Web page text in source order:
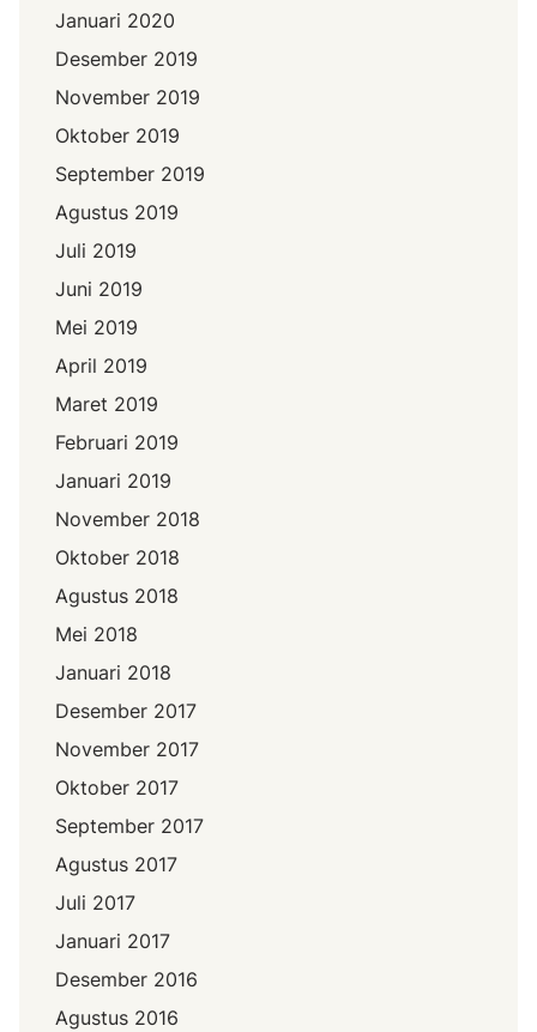
Januari 2020
Desember 2019
November 2019
Oktober 2019
September 2019
Agustus 2019
Juli 2019
Juni 2019
Mei 2019
April 2019
Maret 2019
Februari 2019
Januari 2019
November 2018
Oktober 2018
Agustus 2018
Mei 2018
Januari 2018
Desember 2017
November 2017
Oktober 2017
September 2017
Agustus 2017
Juli 2017
Januari 2017
Desember 2016
Agustus 2016